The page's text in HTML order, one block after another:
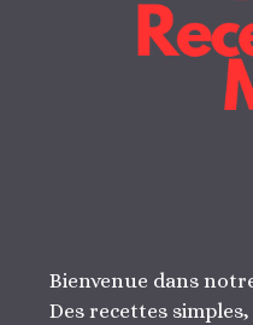
Bienvenue dans
Des recettes